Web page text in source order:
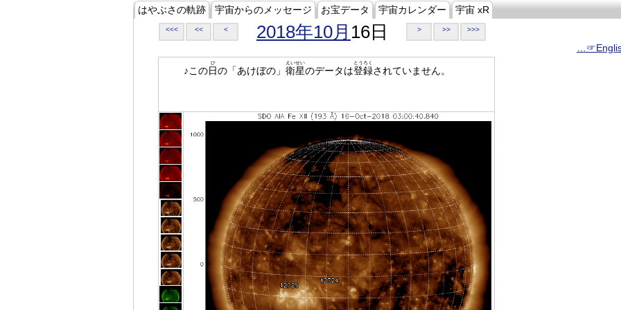
はやぶさの軌跡 宇宙からのメッセージ お宝データ 宇宙カレンダー 宇宙 xR
<<< << < 2018年10月 16日 > >> >>>
♪この日
ひ
の「あけぼの」 衛星
えいせい
のデータは登録
とうろく
されていません。